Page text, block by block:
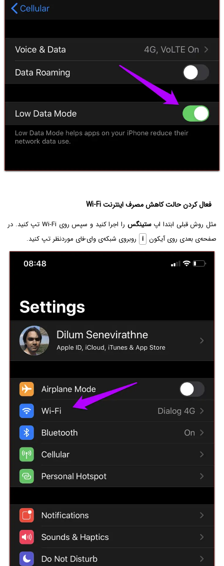
فعال کردن حالت کاهش مصرف اینترنت Wi-Fi
مثل روش قبلی ابتدا اپستینگس
را اجرا کنید و سپس روی Wi-Fi تپ کنید. در
صفحه‌ی بعدی روی آیکون i روبروی شبکه‌ی وای-فای موردنظر تپ کنید.